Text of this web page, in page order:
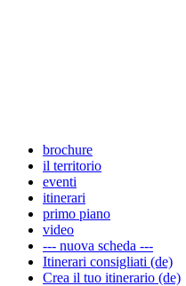
brochure
il territorio
eventi
itinerari
primo piano
video
--- nuova scheda ---
Itinerari consigliati (de)
Crea il tuo itinerario (de)